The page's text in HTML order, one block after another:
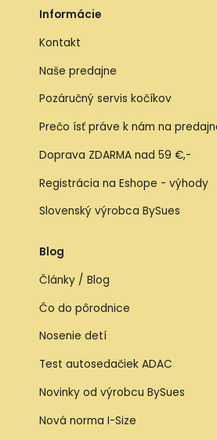
Informácie
Kontakt
Naše predajne
Pozáručný servis kočíkov
Prečo ísť práve k nám na
Doprava ZDARMA nad 59 €,-
Registrácia na Eshope - výhody
Slovenský výrobca BySues
Blog
Články / Blog
Čo do pôrodnice
Nosenie detí
Test autosedačiek ADAC
Novinky od výrobcu BySues
Nová norma I-Size